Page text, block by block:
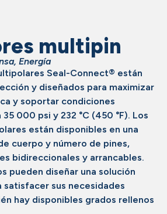
multipin
, Energía
Seal-Connect® están
y diseñados para maximizar
y soportar condiciones
000 psi y 232 °C (450 °F). Los
están disponibles en una
cuerpo y número de pines,
bidireccionales y arrancables.
pueden diseñar una solución
satisfacer sus necesidades
hay disponibles grados rellenos